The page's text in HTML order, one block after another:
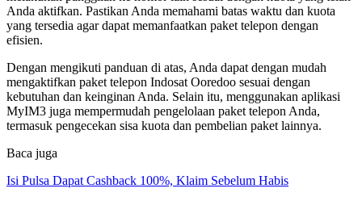
Anda aktifkan. Pastikan Anda memahami batas waktu dan kuota
yang tersedia agar dapat memanfaatkan paket telepon dengan
efisien.
Dengan mengikuti panduan di atas, Anda dapat dengan mudah
mengaktifkan paket telepon Indosat Ooredoo sesuai dengan
kebutuhan dan keinginan Anda. Selain itu, menggunakan aplikasi
MyIM3 juga mempermudah pengelolaan paket telepon Anda,
termasuk pengecekan sisa kuota dan pembelian paket lainnya.
Baca juga
Isi Pulsa Dapat Cashback 100%, Klaim Sebelum Habis